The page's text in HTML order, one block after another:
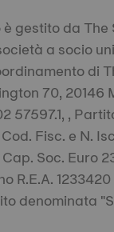
è gestito da
a socio
di
70, 20146
57597.1, ,
Fisc. e N.
Soc. Euro
R.E.A.
denominata